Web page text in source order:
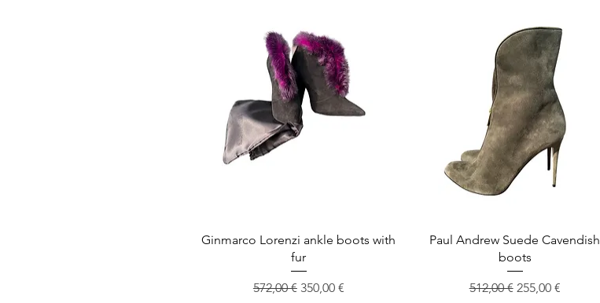
Ginmarco Lorenzi ankle boots with
fur
Standardpreis
572,00 € Sale-Preis
350,00 €
Paul Andrew Suede Cavendish
boots
Standardpreis
512,00 € Sale-Preis
255,00 €